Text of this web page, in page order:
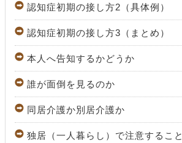
認知症初期の接し方2（具体例）
認知症初期の接し方3（まとめ）
本人へ告知するかどうか
誰が面倒を見るのか
同居介護か別居介護か
独居（一人暮らし）で注意すること